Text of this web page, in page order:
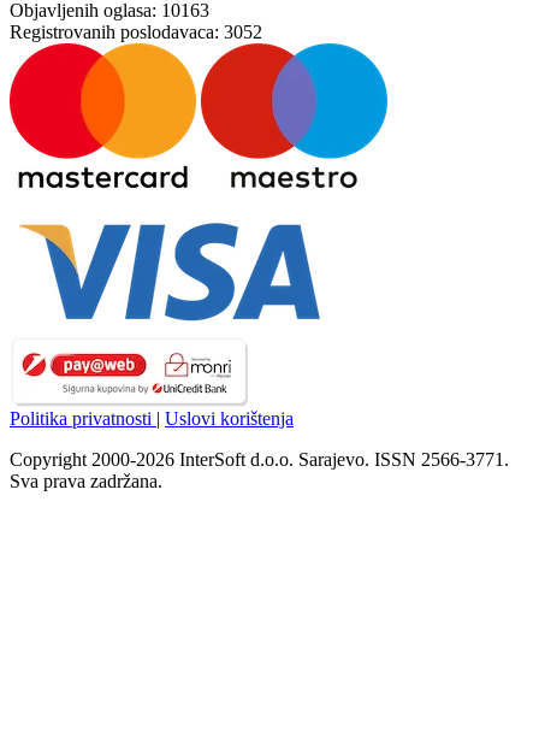
Objavljenih oglasa: 10163
Registrovanih poslodavaca: 3052
Politika privatnosti | Uslovi korištenja
Copyright 2000-2026 InterSoft d.o.o. Sarajevo. ISSN 2566-3771.
Sva prava zadržana.